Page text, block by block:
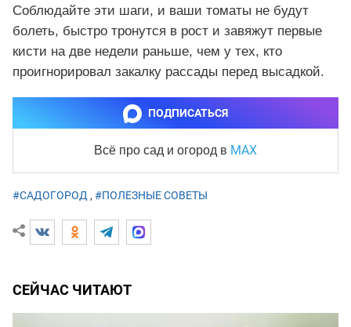
Соблюдайте эти шаги, и ваши томаты не будут
болеть, быстро тронутся в рост и завяжут первые
кисти на две недели раньше, чем у тех, кто
проигнорировал закалку рассады перед высадкой.
ПОДПИСАТЬСЯ
Всё про сад и огород в MAX
#САДОГОРОД , #ПОЛЕЗНЫЕ СОВЕТЫ
СЕЙЧАС ЧИТАЮТ